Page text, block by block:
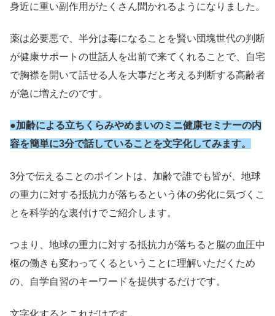
身近に重い副作用がたくさん聞かれるようになりました。
薬は必要悪で、半分は毒になることを賢い団塊世代の判断
が健康サポートの世話人を出前で来てくれることで、自宅
で胸襟を開いて話せる人を大事だと考える判断する高齢者
が急に増えたのです。
●加齢による立ちくらみやめまいのミニ健康セミナーの内
容を簡単に3分で話していることを文字化してみます。
3分で伝えることのポイントは、加齢で誰でも皆が、地球
の重力に対する抵抗力が落ちるという体の劣化に気づくこ
とを科学的な裏付けでご紹介します。
つまり、地球の重力に対する抵抗力が落ちると脳の血圧中
枢の働きも変わってくるということに理解いただくため
の、自学自習のキーワードを提供するだけです。
文字化するとこれだけです。